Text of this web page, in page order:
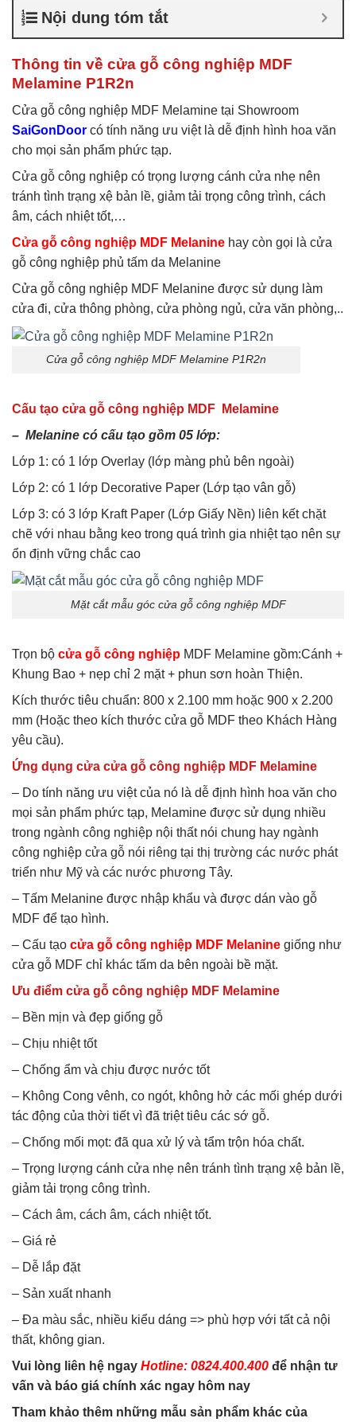
nghiệp chống ẩm
công nghiệp sơn trắng
gỗ MDF Laminate,Cửa gỗ
MDF Melamine
MDF phủ Melamine
Nội dung tóm tắt
Thông tin về cửa gỗ công nghiệp MDF
Melamine P1R2n
Cửa gỗ công nghiệp MDF Melamine tại Showroom
SaiGonDoor có tính năng ưu việt là dễ định hình hoa văn
cho mọi sản phẩm phức tạp.
Cửa gỗ công nghiệp có trọng lượng cánh cửa nhẹ nên
tránh tình trạng xệ bản lề, giảm tải trọng công trình, cách
âm, cách nhiệt tốt,…
Cửa gỗ công nghiệp MDF Melanine hay còn gọi là cửa
gỗ công nghiệp phủ tấm da Melanine
Cửa gỗ công nghiệp MDF Melanine được sử dụng làm
cửa đi, cửa thông phòng, cửa phòng ngủ, cửa văn phòng,..
Cửa gỗ công nghiệp MDF Melamine P1R2n
Cấu tạo cửa gỗ công nghiệp MDF Melamine
– Melanine có cấu tạo gồm 05 lớp:
Lớp 1: có 1 lớp Overlay (lớp màng phủ bên ngoài)
Lớp 2: có 1 lớp Decorative Paper (Lớp tạo vân gỗ)
Lớp 3: có 3 lớp Kraft Paper (Lớp Giấy Nền) liên kết chặt
chẽ với nhau bằng keo trong quá trình gia nhiệt tạo nên sự
ổn định vững chắc cao
Mặt cắt mẫu góc cửa gỗ công nghiệp MDF
Trọn bộ cửa gỗ công nghiệp MDF Melamine gồm:Cánh +
Khung Bao + nẹp chỉ 2 mặt + phun sơn hoàn Thiện.
Kích thước tiêu chuẩn: 800 x 2.100 mm hoặc 900 x 2.200
mm (Hoặc theo kích thước cửa gỗ MDF theo Khách Hàng
yêu cầu).
Ứng dụng cửa cửa gỗ công nghiệp MDF Melamine
– Do tính năng ưu việt của nó là dễ định hình hoa văn cho
mọi sản phẩm phức tạp, Melamine được sử dụng nhiều
trong ngành công nghiệp nội thất nói chung hay ngành
công nghiệp cửa gỗ nói riêng tại thị trường các nước phát
triển như Mỹ và các nước phương Tây.
– Tấm Melanine được nhập khẩu và được dán vào gỗ
MDF để tạo hình.
– Cấu tạo cửa gỗ công nghiệp MDF Melanine giống như
cửa gỗ MDF chỉ khác tấm da bên ngoài bề mặt.
Ưu điểm cửa gỗ công nghiệp MDF Melamine
– Bền mịn và đẹp giống gỗ
– Chịu nhiệt tốt
– Chống ẩm và chịu được nước tốt
– Không Cong vênh, co ngót, không hở các mối ghép dưới
tác động của thời tiết vì đã triệt tiêu các sớ gỗ.
– Chống mối mọt: đã qua xử lý và tẩm trộn hóa chất.
– Trọng lượng cánh cửa nhẹ nên tránh tình trạng xệ bản lề,
giảm tải trọng công trình.
– Cách âm, cách âm, cách nhiệt tốt.
– Giá rẻ
– Dễ lắp đặt
– Sản xuất nhanh
– Đa màu sắc, nhiều kiểu dáng => phù hợp với tất cả nội
thất, không gian.
Vui lòng liên hệ ngay Hotline: 0824.400.400 để nhận tư
vấn và báo giá chính xác ngay hôm nay
Tham khảo thêm những mẫu sản phẩm khác của